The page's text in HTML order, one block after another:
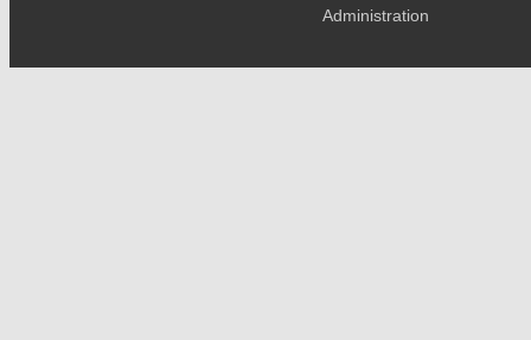
Administration